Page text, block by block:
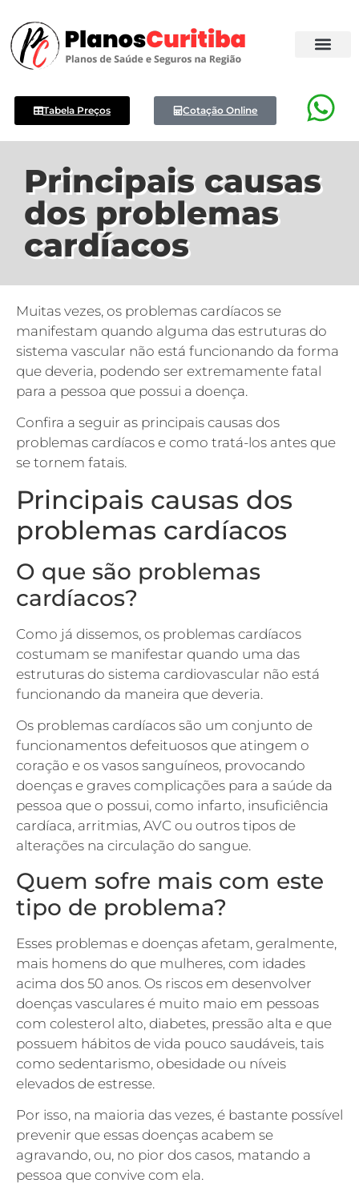
Tabela Preços Cotação Online
Principais causas
dos problemas
cardíacos
Muitas vezes, os problemas cardíacos se
manifestam quando alguma das estruturas do
sistema vascular não está funcionando da forma
que deveria, podendo ser extremamente fatal
para a pessoa que possui a doença.
Confira a seguir as principais causas dos
problemas cardíacos e como tratá-los antes que
se tornem fatais.
Principais causas dos
problemas cardíacos
O que são problemas
cardíacos?
Como já dissemos, os problemas cardíacos
costumam se manifestar quando uma das
estruturas do sistema cardiovascular não está
funcionando da maneira que deveria.
Os problemas cardíacos são um conjunto de
funcionamentos defeituosos que atingem o
coração e os vasos sanguíneos, provocando
doenças e graves complicações para a saúde da
pessoa que o possui, como infarto, insuficiência
cardíaca, arritmias, AVC ou outros tipos de
alterações na circulação do sangue.
Quem sofre mais com este
tipo de problema?
Esses problemas e doenças afetam, geralmente,
mais homens do que mulheres, com idades
acima dos 50 anos. Os riscos em desenvolver
doenças vasculares é muito maio em pessoas
com colesterol alto, diabetes, pressão alta e que
possuem hábitos de vida pouco saudáveis, tais
como sedentarismo, obesidade ou níveis
elevados de estresse.
Por isso, na maioria das vezes, é bastante possível
prevenir que essas doenças acabem se
agravando, ou, no pior dos casos, matando a
pessoa que convive com ela.